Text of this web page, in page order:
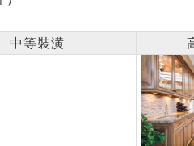
中等裝潢